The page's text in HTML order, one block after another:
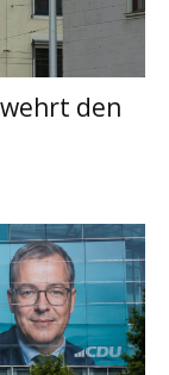
den